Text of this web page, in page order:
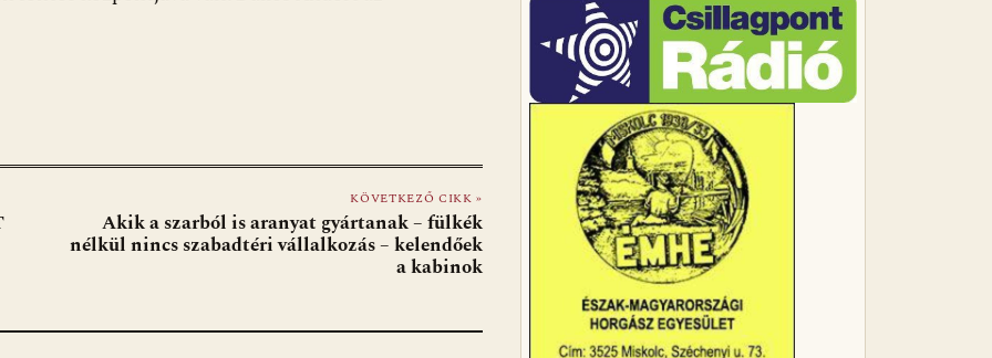
KÖVETKEZŐ CIKK »
Akik a szarból is aranyat gyártanak – fülkék
nélkül nincs szabadtéri vállalkozás – kelendőek
a kabinok